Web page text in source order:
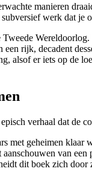
manieren
werk dat je
rijk, decadent
alsof er iets op de
verhaal dat de
geheimen klaar
van
dit boek zich